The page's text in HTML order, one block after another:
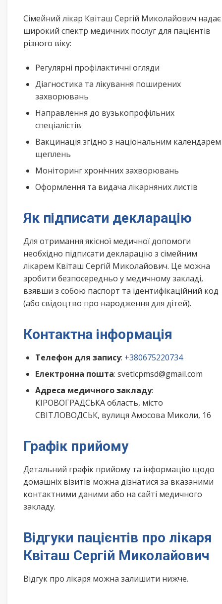
Сімейний лікар Квіташ Сергій Миколайович надає
широкий спектр медичних послуг для пацієнтів
різного віку:
Регулярні профілактичні огляди
Діагностика та лікування поширених
захворювань
Направлення до вузькопрофільних
спеціалістів
Вакцинація згідно з національним календарем
щеплень
Моніторинг хронічних захворювань
Оформлення та видача лікарняних листів
Як підписати декларацію
Для отримання якісної медичної допомоги
необхідно підписати декларацію з сімейним
лікарем Квіташ Сергій Миколайович. Це можна
зробити безпосередньо у медичному закладі,
взявши з собою паспорт та ідентифікаційний код
(або свідоцтво про народження для дітей).
Контактна інформація
Телефон для запису: +380675220734
Електронна пошта: svetlcpmsd@gmail.com
Адреса медичного закладу:
КІРОВОГРАДСЬКА область, місто
СВІТЛОВОДСЬК, вулиця Амосова Миколи, 16
Графік прийому
Детальний графік прийому та інформацію щодо
домашніх візитів можна дізнатися за вказаними
контактними даними або на сайті медичного
закладу.
Відгуки пацієнтів про лікаря
Квіташ Сергій Миколайович
Відгук про лікаря можна залишити нижче.